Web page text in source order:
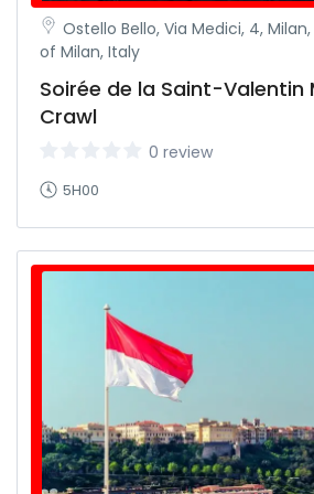
Ostello Bello, Via Medici, 4,
of Milan, Italy
Soirée de la Saint-Valentin
Crawl
0 review
5H00